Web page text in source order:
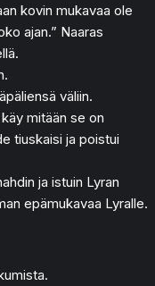
kovin mukavaa ole
ajan.” Naaras
väliin.
mitään se on
tiuskaisi ja poistui
ja istuin Lyran
epämukavaa Lyralle.